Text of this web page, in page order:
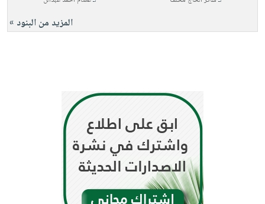
المزيد من البنود »